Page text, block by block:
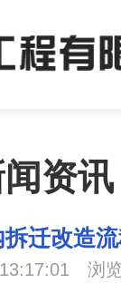
资讯
迁改造
浏